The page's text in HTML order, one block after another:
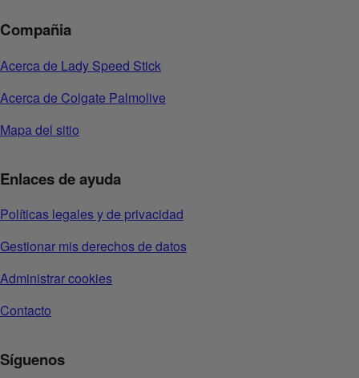
Compañia
Acerca de Lady Speed Stick
Acerca de Colgate Palmolive
Mapa del sitio
Enlaces de ayuda
Políticas legales y de privacidad
Gestionar mis derechos de datos
Administrar cookies
Contacto
Síguenos